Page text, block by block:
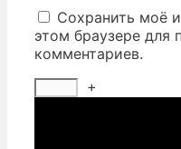
Сохранить моё
этом браузере
комментариев.
+